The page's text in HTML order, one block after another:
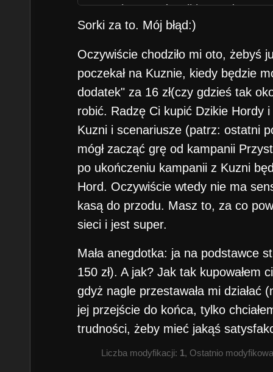
To co kupować Dzikie Hordy
Przeznaczenia ? KIedy i co na
Kuźnia Przeznaczenia ?
Dzięki za odpowiedź
Sorki za to. Mój błąd:)
Oczywiście chodziło mi oto, żebyś
poczekał na Kuznie, kiedy będzie
dodatek" za 16 zł(czy gdzieś tak
robić. Radzę Ci kupić Dzikie Hordy
Kuzni i scenariusze (patrz: ostatni
mógł zacząć grę od kampanii
po ukończeniu kampanii z Kuzni
Hord. Oczywiście wtedy nie ma
kasą do przodu. Masz to, za co
sieci i jest super.
Mała anegdotka: ja na podstawce
150 zł). A jak? Jak tak kupowałem
gdyż nagle przestawała mi działać
jej przejście do końca, tylko
trudności, żeby mieć jakąś
Liczba modyfikacji: 1, Ostatnio